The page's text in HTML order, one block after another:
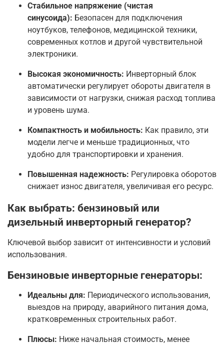
Стабильное напряжение (чистая
синусоида): Безопасен для подключения
ноутбуков, телефонов, медицинской техники,
современных котлов и другой чувствительной
электроники.
Высокая экономичность: Инверторный блок
автоматически регулирует обороты двигателя в
зависимости от нагрузки, снижая расход топлива
и уровень шума.
Компактность и мобильность: Как правило, эти
модели легче и меньше традиционных, что
удобно для транспортировки и хранения.
Повышенная надежность: Регулировка оборотов
снижает износ двигателя, увеличивая его ресурс.
Как выбрать: бензиновый или
дизельный инверторный генератор?
Ключевой выбор зависит от интенсивности и условий
использования.
Бензиновые инверторные генераторы:
Идеальны для: Периодического использования,
выездов на природу, аварийного питания дома,
кратковременных строительных работ.
Плюсы: Ниже начальная стоимость, менее